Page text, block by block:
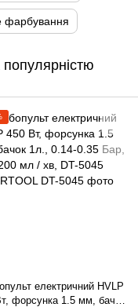
фарбування
електричний HVLP
форсунка 1.5 мм, бачок